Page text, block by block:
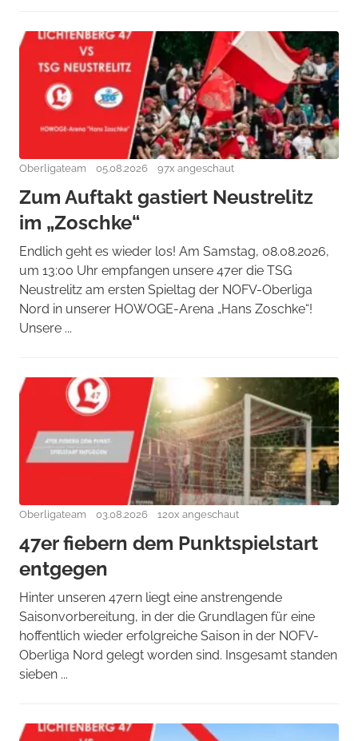
Oberligateam 05.08.2026 97x angeschaut
Zum Auftakt gastiert Neustrelitz
im „Zoschke“
Endlich geht es wieder los! Am Samstag, 08.08.2026,
um 13:00 Uhr empfangen unsere 47er die TSG
Neustrelitz am ersten Spieltag der NOFV-Oberliga
Nord in unserer HOWOGE-Arena „Hans Zoschke“!
Unsere ...
Oberligateam 03.08.2026 120x angeschaut
47er fiebern dem Punktspielstart
entgegen
Hinter unseren 47ern liegt eine anstrengende
Saisonvorbereitung, in der die Grundlagen für eine
hoffentlich wieder erfolgreiche Saison in der NOFV-
Oberliga Nord gelegt worden sind. Insgesamt standen
sieben ...